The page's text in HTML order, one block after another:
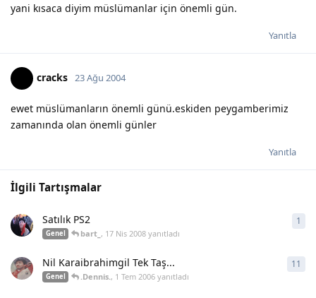
yani kısaca diyim müslümanlar için önemli gün.
Yanıtla
cracks 23 Ağu 2004
ewet müslümanların önemli günü.eskiden peygamberimiz
zamanında olan önemli günler
Yanıtla
İlgili Tartışmalar
Satılık PS2
Genel bart_ , 17 Nis 2008 yanıtladı
1
Nil Karaibrahimgil Tek Taş...
Genel .Dennis., 1 Tem 2006 yanıtladı
11